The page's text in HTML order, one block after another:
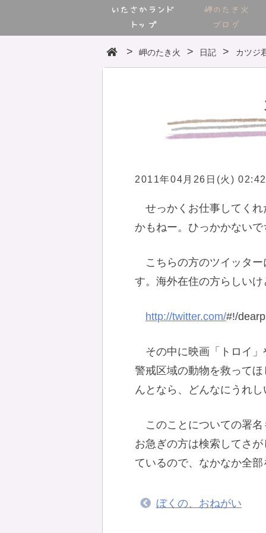
いたさかランド
トップ
岬のたき火
ブログ
岬のたき火 日記 カツジ
2011年04月26日(火)
せっかくお仕事してく
かもねー。ひっかかない
こちらの方のツイッタ
す。海外在住の方らしいけ
http://twitter.com/#!/
その中に映画「トロイ
警戒区域の動物を救って
んとなら、どんなにうれし
このことについての署
お急ぎの方は検索してさ
ているので、なかなか全
ぼくの、おねがい